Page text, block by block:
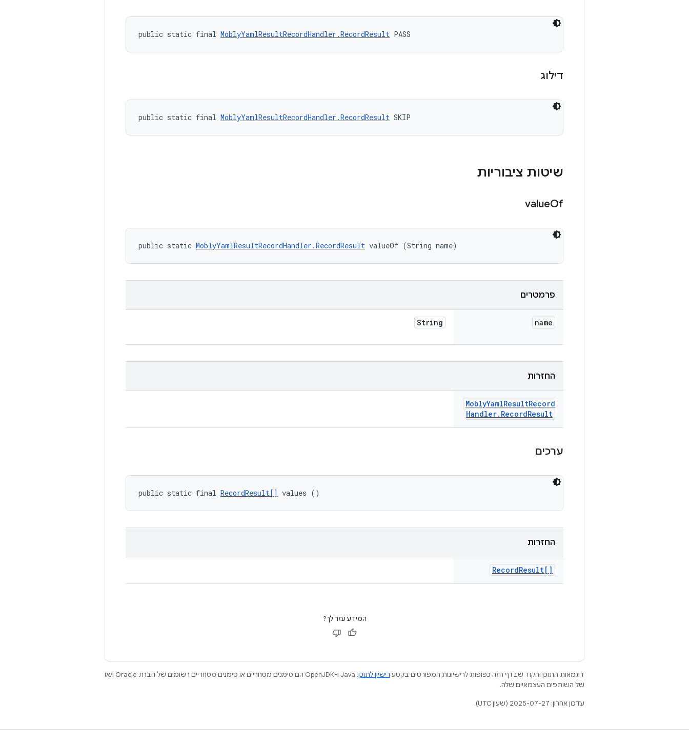
public static final MoblyYamlResultRecordHandler.RecordResult PASS
דילוג
public static final MoblyYamlResultRecordHandler.RecordResult SKIP
שיטות ציבוריות
valueOf
public static MoblyYamlResultRecordHandler.RecordResult valueOf (String name)
פרמטרים
name
String
החזרות
MoblyYamlResultRecord
Handler. RecordResult
ערכים
public static final RecordResult[] values ()
החזרות
RecordResult[]
המידע עזר לך?
דוגמאות התוכן והקוד שבדף הזה כפופות לרישיונות המפורטים בקטע רישיון לתוכן
.‏ Java ו-OpenJDK הם סימנים מסחריים או סימנים מסחריים רשומים של חברת Oracle ו/או
של השותפים העצמאיים שלה.
עדכון אחרון: 2025-07-27 (שעון UTC).